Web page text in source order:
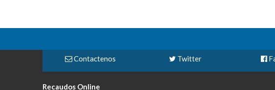
Contactenos Twitter
Recaudos Online